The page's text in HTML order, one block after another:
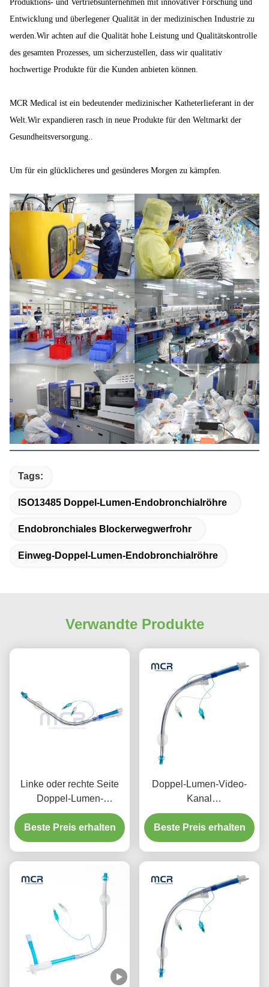
Produktions- und Vertriebsunternehmen mit innovativer Forschung und
Entwicklung und überlegener Qualität in der medizinischen Industrie zu
werden.Wir achten auf die Qualität hohe Leistung und Qualitätskontrolle
des gesamten Prozesses, um sicherzustellen, dass wir qualitativ
hochwertige Produkte für die Kunden anbieten können.
MCR Medical ist ein bedeutender medizinischer Katheterlieferant in der
Welt.Wir expandieren rasch in neue Produkte für den Weltmarkt der
Gesundheitsversorgung..
Um für ein glücklicheres und gesünderes Morgen zu kämpfen.
Tags:
ISO13485 Doppel-Lumen-Endobronchialröhre
Endobronchiales Blockerwegwerfrohr
Einweg-Doppel-Lumen-Endobronchialröhre
Verwandte Produkte
Linke oder rechte Seite
Doppel-Lumen-
Endobronchialröhre mit
Video-Kanal
Beste Preis erhalten
Doppel-Lumen-Video-
Kanal
Endobronchialröhre
visuelle orale PVC Plain
Beste Preis erhalten